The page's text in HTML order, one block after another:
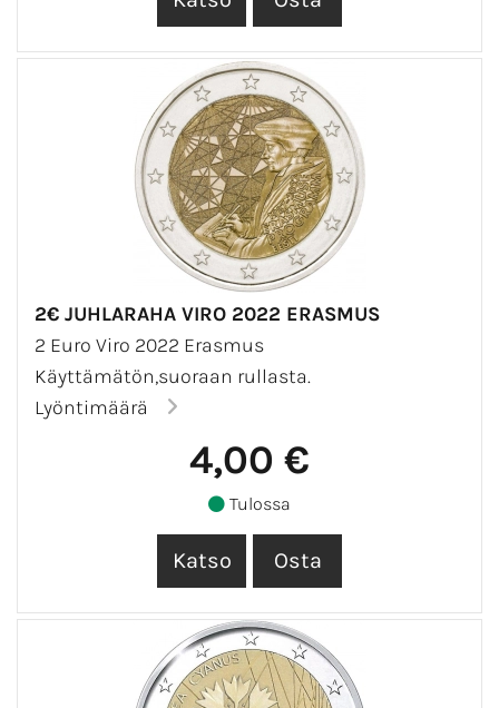
2€ JUHLARAHA VIRO 2022 ERASMUS
2 Euro Viro 2022 Erasmus
Käyttämätön,suoraan rullasta.
Lyöntimäärä
4,00 €
Tulossa